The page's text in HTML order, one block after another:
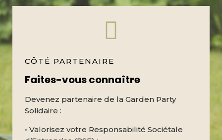
CÔTÉ PARTENAIRE
Faites-vous connaître
Devenez partenaire de la Garden Party
Solidaire :
• Valorisez votre Responsabilité Sociétale